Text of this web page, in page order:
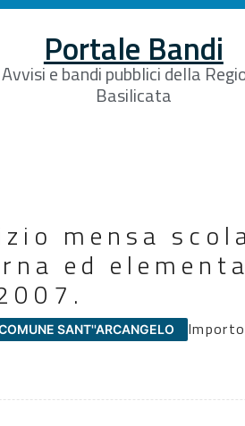
Portale Bandi
Avvisi e bandi pubblici della
Basilicata
mensa
ed
SANT''ARCANGELO Importo